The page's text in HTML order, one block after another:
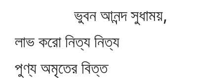
ভুবন আনন্দ সুধাময়,
লাভ করো নিত্য নিত্য
পুণ্য অমৃতের বিত্ত